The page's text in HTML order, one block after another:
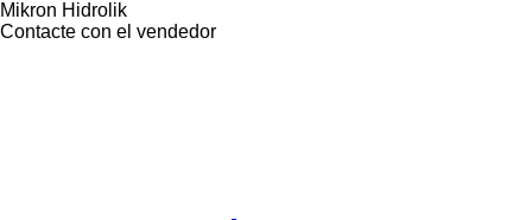
Mikron Hidrolik
Contacte con el vendedor